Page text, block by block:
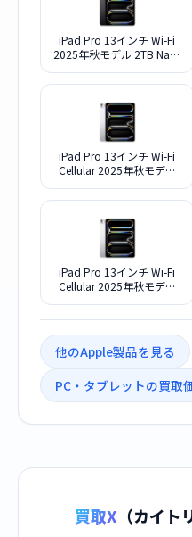
iPad Pro 13インチ Wi-Fi
2025年秋モデル 2TB Nao-
搭載 MDYV4J/A [スペース
iPad Pro 13インチ Wi-Fi
Cellular 2025年秋モデル
レイガラス搭載 ME8N4J/A
iPad Pro 13インチ Wi-Fi
Cellular 2025年秋モデル
他のApple製品を見る
PC・タブレットの買取
買取X （カイト